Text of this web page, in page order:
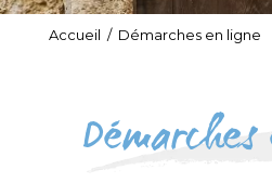
Accueil / Démarches en ligne